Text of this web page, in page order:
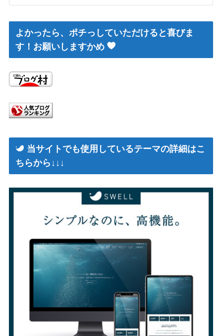
よかったら、ポチっしていただけると喜びま
す！お願いしますかめ
当サイトでも使用しているテーマの詳細はこ
ちらから↓↓↓